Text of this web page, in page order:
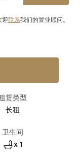
迎联系我们的置业顾问。
赁类型
长租
卫生间
x 1